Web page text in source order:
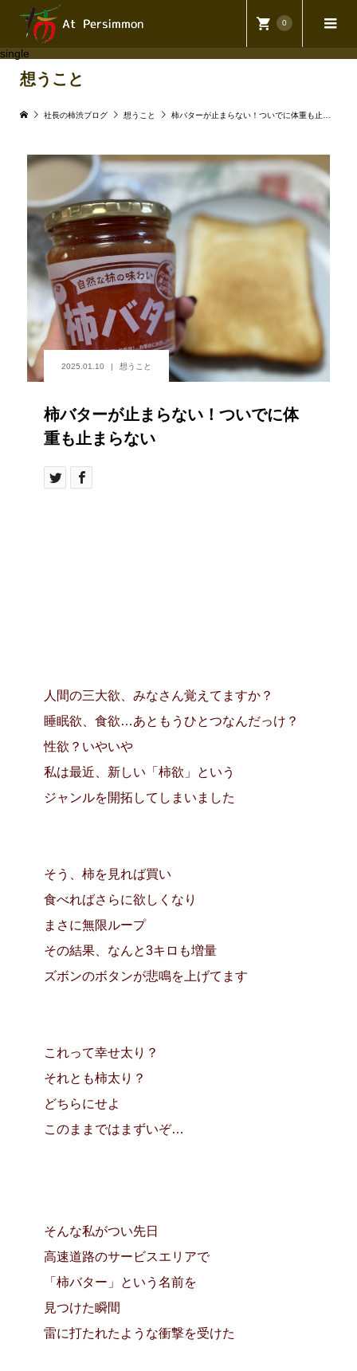
0
single
想うこと
社長の柿渋ブログ 想うこと 柿バターが止まらない！ついでに体重も止まらない
2025.01.10 想うこと
柿バターが止まらない！ついでに体
重も止まらない
人間の三大欲、みなさん覚えてますか？
睡眠欲、食欲…あともうひとつなんだっけ？
性欲？いやいや
私は最近、新しい「柿欲」という
ジャンルを開拓してしまいました
そう、柿を見れば買い
食べればさらに欲しくなり
まさに無限ループ
その結果、なんと3キロも増量
ズボンのボタンが悲鳴を上げてます
これって幸せ太り？
それとも柿太り？
どちらにせよ
このままではまずいぞ…
そんな私がつい先日
高速道路のサービスエリアで
「柿バター」という名前を
見つけた瞬間
雷に打たれたような衝撃を受けた